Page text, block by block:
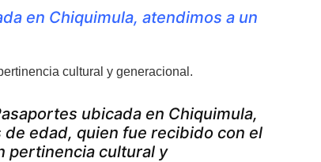
en Chiquimula, atendimos a un
cultural y generacional.
ubicada en Chiquimula,
edad, quien fue recibido con el
pertinencia cultural y